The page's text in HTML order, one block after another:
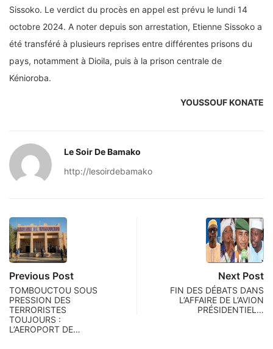
Sissoko. Le verdict du procès en appel est prévu le lundi 14
octobre 2024. A noter depuis son arrestation, Etienne Sissoko a
été transféré à plusieurs reprises entre différentes prisons du
pays, notamment à Dioila, puis à la prison centrale de
Kénioroba.
YOUSSOUF KONATE
Le Soir De Bamako
http://lesoirdebamako
Previous Post
TOMBOUCTOU SOUS
PRESSION DES
TERRORISTES
TOUJOURS :
L’AEROPORT DE…
Next Post
FIN DES DÉBATS DANS
L’AFFAIRE DE L’AVION
PRÉSIDENTIEL…